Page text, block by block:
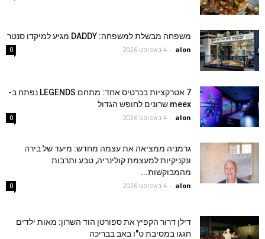
משפחה מבשלת למשפחה: DADDY מגיע למיקדו סנטר
alon
- 4 באוגוסט 2026 0
7 אטרקציות בכרטיס אחד: מתחם LEGENDS נפתח ב-
meex שרונים לחופש הגדול
alon
- 4 באוגוסט 2026 0
גרמניה ממציאה את עצמה מחדש: מיעד של בירה
ונקניקיות למעצמת קולינריה, טבע ותרבות
מהמבוקשות...
alon
- 4 באוגוסט 2026 0
דילן דרור הקפיץ את ספורטן הוד השרון: מאות ילדים
חגגו במסיבת ט"ו באב בבריכה